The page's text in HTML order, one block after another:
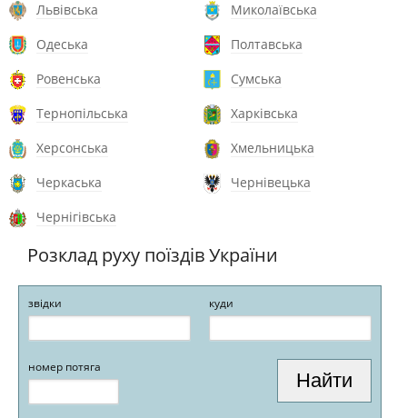
Львівська
Миколаївська
Одеська
Полтавська
Ровенська
Сумська
Тернопільська
Харківська
Херсонська
Хмельницька
Черкаська
Чернівецька
Чернігівська
Розклад руху поїздів України
звідки куди
номер потяга